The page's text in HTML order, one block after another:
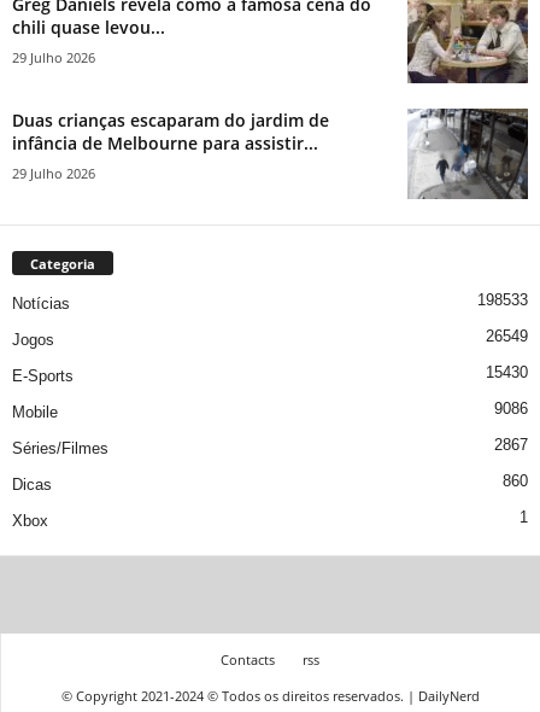
Greg Daniels revela como a famosa cena do
chili quase levou...
29 Julho 2026
Duas crianças escaparam do jardim de
infância de Melbourne para assistir...
29 Julho 2026
Categoria
Notícias 198533
Jogos 26549
E-Sports 15430
Mobile 9086
Séries/Filmes 2867
Dicas 860
Xbox 1
Contacts
rss
© Copyright 2021-2024 © Todos os direitos reservados. | DailyNerd